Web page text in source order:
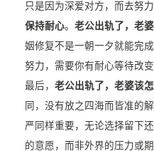
只是因为深爱对方，而去努力
保持耐心。 老公出轨了，老
姻修复不是一朝一夕就能完
努力，需要你有耐心等待改变
最后， 老公出轨了，老婆该
同，没有放之四海而皆准的
严同样重要，无论选择留下
的意愿，而非外界的压力或